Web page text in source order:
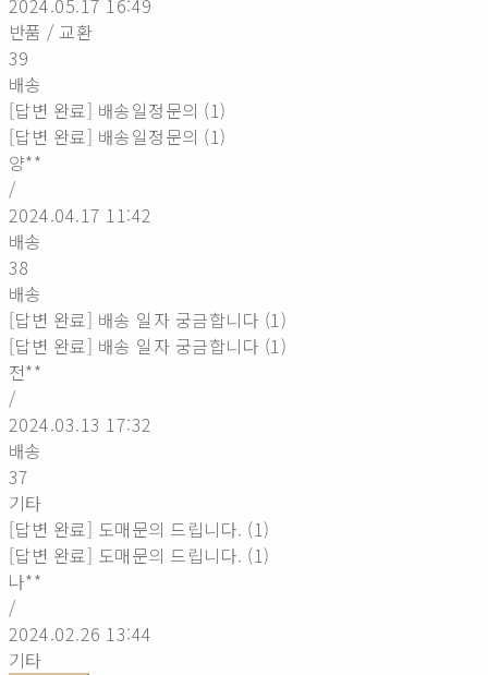
2024.05.17 16:49
반품 / 교환
39
배송
[답변 완료] 배송일정문의 (1)
[답변 완료] 배송일정문의 (1)
양**
/
2024.04.17 11:42
배송
38
배송
[답변 완료] 배송 일자 궁금합니다 (1)
[답변 완료] 배송 일자 궁금합니다 (1)
전**
/
2024.03.13 17:32
배송
37
기타
[답변 완료] 도매문의 드립니다. (1)
[답변 완료] 도매문의 드립니다. (1)
나**
/
2024.02.26 13:44
기타